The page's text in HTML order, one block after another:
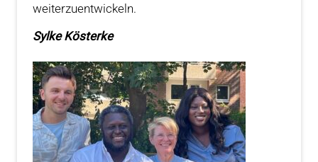
weiterzuentwickeln.
Sylke Kösterke